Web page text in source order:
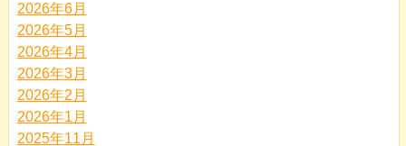
2026年6月
2026年5月
2026年4月
2026年3月
2026年2月
2026年1月
2025年11月